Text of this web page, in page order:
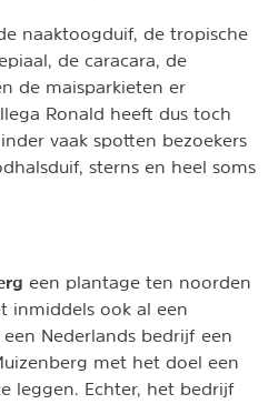
naaktoogduif, de tropische
de caracara, de
de maisparkieten er
Ronald heeft dus toch
vaak spotten bezoekers
sterns en heel soms
een plantage ten noorden
inmiddels ook al een
Nederlands bedrijf een
met het doel een
leggen. Echter, het bedrijf